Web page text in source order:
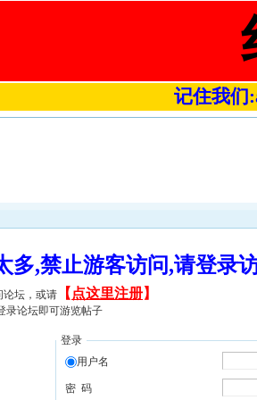
记住我们
多,禁止游客访问,请登
论坛，或请 【 点这里注册】
录论坛即可游览帖子
登录
用户名
密 码